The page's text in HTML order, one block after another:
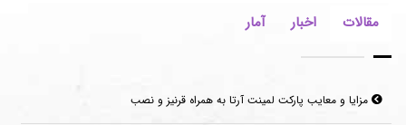
مقالات اخبار آمار
مزایا و معایب پارکت لمینت آرتا به همراه قرنیز و نصب